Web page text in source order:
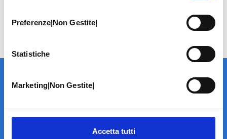
Preferenze|Non Gestite|
Statistiche
Marketing|Non Gestite|
Accetta tutti